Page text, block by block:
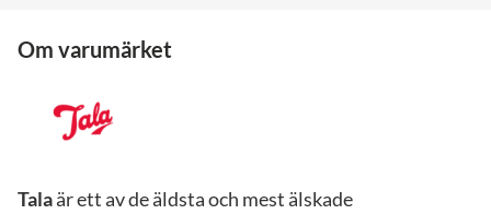
Om varumärket
Talaär ett av de äldsta och mest älskade